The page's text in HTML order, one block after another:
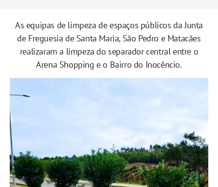
As equipas de limpeza de espaços públicos da Junta
de Freguesia de Santa Maria, São Pedro e Matacães
realizaram a limpeza do separador central entre o
Arena Shopping e o Bairro do Inocêncio.